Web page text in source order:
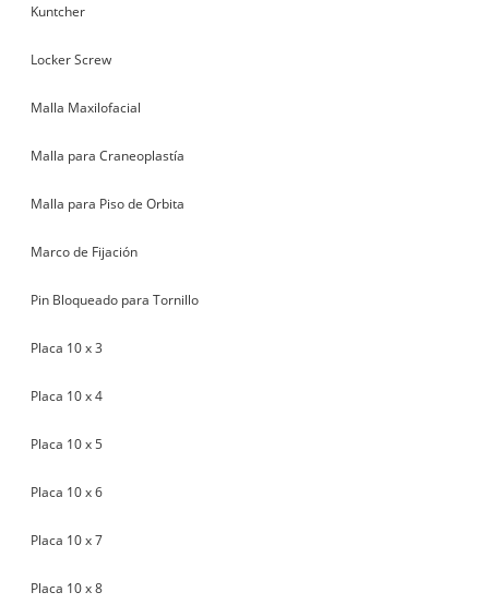
Kuntcher
Locker Screw
Malla Maxilofacial
Malla para Craneoplastía
Malla para Piso de Orbita
Marco de Fijación
Pin Bloqueado para Tornillo
Placa 10 x 3
Placa 10 x 4
Placa 10 x 5
Placa 10 x 6
Placa 10 x 7
Placa 10 x 8